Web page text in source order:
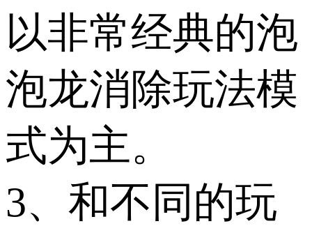
以非常经典的泡
泡龙消除玩法模
式为主。
3、和不同的玩